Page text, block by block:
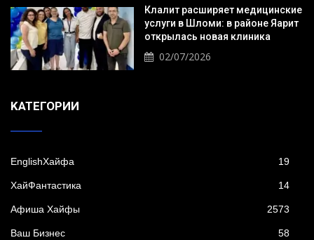
Клалит расширяет медицинские
услуги в Шломи: в районе Яарит
открылась новая клиника
02/07/2026
KАТЕГОРИИ
EnglishХайфа 19
XайФантастика 14
Афиша Хайфы 2573
Ваш Бизнес 58